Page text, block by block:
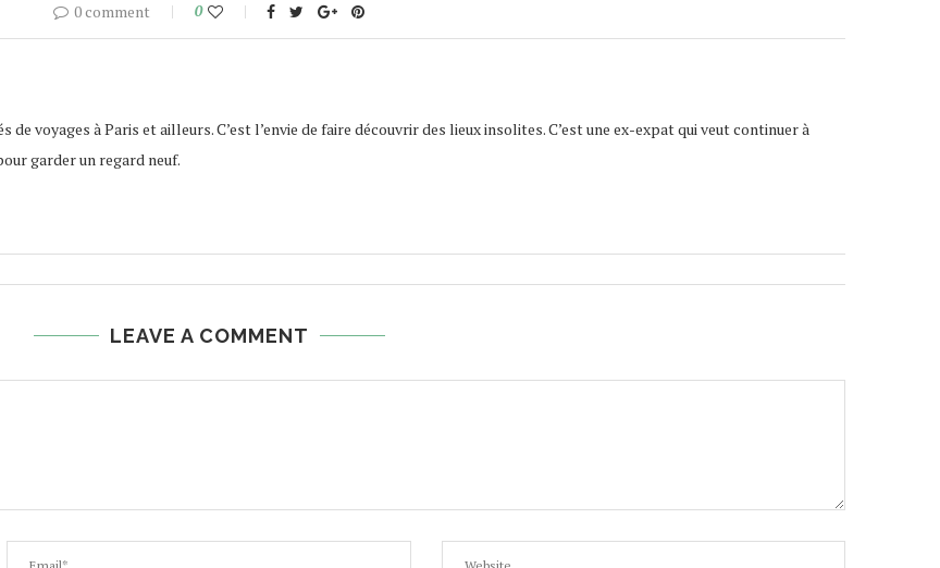
0 comment 0
de voyages à Paris et ailleurs. C’est l’envie de faire découvrir des lieux insolites. C’est une ex-expat qui veut continuer à
garder un regard neuf.
LEAVE A COMMENT